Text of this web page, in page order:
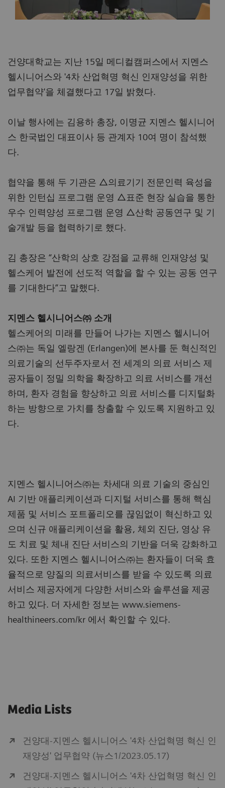
건양대학교는 지난 15일 메디컬캠퍼스에서 지멘스
헬시니어스와 '4차 산업혁명 혁신 인재양성을 위한
업무협약'을 체결했다고 17일 밝혔다.
이날 행사에는 김용하 총장, 이명균 지멘스 헬시니어
스 한국법인 대표이사 등 관계자 10여 명이 참석했
다.
협약을 통해 두 기관은 △의료기기 전문인력 육성을
위한 인턴십 프로그램 운영 △표준 현장 실습을 통한
우수 인력양성 프로그램 운영 △산학 공동연구 및 기
술개발 등을 협력하기로 했다.
김 총장은 “산학의 상호 강점을 교류해 인재양성 및
헬스케어 발전에 선도적 역할을 할 수 있는 공동 연구
를 기대한다”고 말했다.
지멘스 헬시니어스㈜ 소개
헬스케어의 미래를 만들어 나가는 지멘스 헬시니어
스㈜는 독일 엘랑겐 (Erlangen)에 본사를 둔 혁신적인
의료기술의 선두주자로서 전 세계의 의료 서비스 제
공자들이 정밀 의학을 확장하고 의료 서비스를 개선
하며, 환자 경험을 향상하고 의료 서비스를 디지털화
하는 방향으로 가치를 창출할 수 있도록 지원하고 있
다.
지멘스 헬시니어스㈜는 차세대 의료 기술의 중심인
AI 기반 애플리케이션과 디지털 서비스를 통해 핵심
제품 및 서비스 포트폴리오를 끊임없이 혁신하고 있
으며 신규 애플리케이션을 활용, 체외 진단, 영상 유
도 치료 및 체내 진단 서비스의 기반을 더욱 강화하고
있다. 또한 지멘스 헬시니어스㈜는 환자들이 더욱 효
율적으로 양질의 의료서비스를 받을 수 있도록 의료
서비스 제공자에게 다양한 서비스와 솔루션을 제공
하고 있다. 더 자세한 정보는 www.siemens-
healthineers.com/kr 에서 확인할 수 있다.
Media Lists
건양대-지멘스 헬시니어스 '4차 산업혁명 혁신 인
재양성' 업무협약 (뉴스1/2023.05.17)
건양대-지멘스 헬시니어스 '4차 산업혁명 혁신 인